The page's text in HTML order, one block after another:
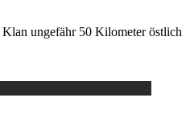
ungefähr 50 Kilometer östlich